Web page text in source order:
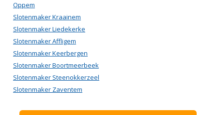
Oppem
Slotenmaker Kraainem
Slotenmaker Liedekerke
Slotenmaker Affligem
Slotenmaker Keerbergen
Slotenmaker Boortmeerbeek
Slotenmaker Steenokkerzeel
Slotenmaker Zaventem